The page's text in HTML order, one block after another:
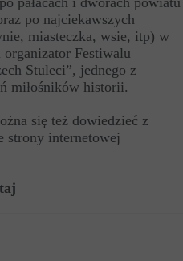
po najciekawszych
miasteczka, wsie, itp) w
Festiwalu
Stuleci”, jednego z
miłośników historii.
się też dowiedzieć z
strony internetowej